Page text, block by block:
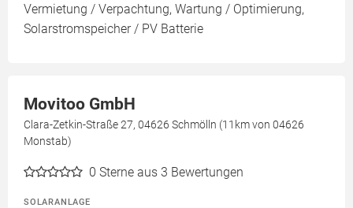
Vermietung / Verpachtung, Wartung / Optimierung,
Solarstromspeicher / PV Batterie
Movitoo GmbH
Clara-Zetkin-Straße 27, 04626 Schmölln (11km von 04626
Monstab)
0 Sterne aus 3 Bewertungen
SOLARANLAGE